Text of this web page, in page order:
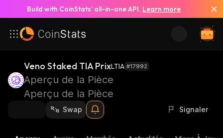
Build with CoinStats’ all-in-one API. Learn more
Veno Staked TIA PrixLTIA #17992
Aperçu de la Pièce
Aperçu de la Pièce
Swap Signaler